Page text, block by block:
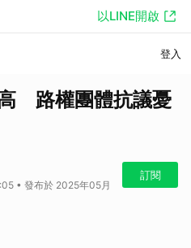
以LINE開啟
登入
路權團體抗議憂
• 發布於 2025年05月
訂閱